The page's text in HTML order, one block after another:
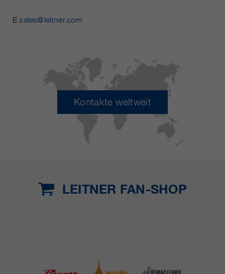
Esales@leitner.com
Kontakte weltweit
LEITNER FAN-SHOP